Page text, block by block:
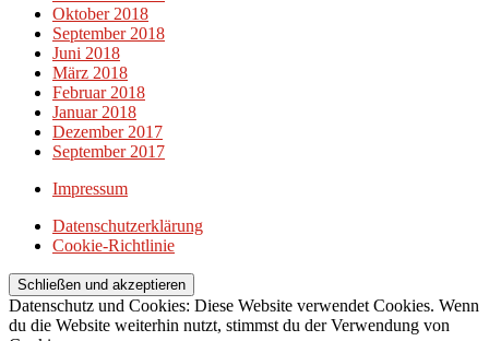
Oktober 2018
September 2018
Juni 2018
März 2018
Februar 2018
Januar 2018
Dezember 2017
September 2017
Impressum
Datenschutzerklärung
Cookie-Richtlinie
Datenschutz und Cookies: Diese Website verwendet Cookies. Wenn
du die Website weiterhin nutzt, stimmst du der Verwendung von